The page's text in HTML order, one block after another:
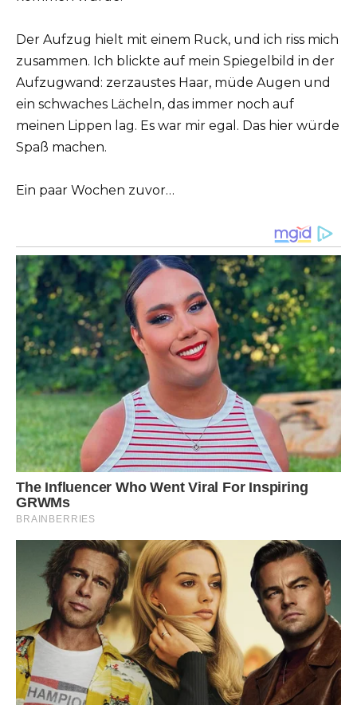
Der Aufzug hielt mit einem Ruck, und ich riss mich
zusammen. Ich blickte auf mein Spiegelbild in der
Aufzugwand: zerzaustes Haar, müde Augen und
ein schwaches Lächeln, das immer noch auf
meinen Lippen lag. Es war mir egal. Das hier würde
Spaß machen.
Ein paar Wochen zuvor…